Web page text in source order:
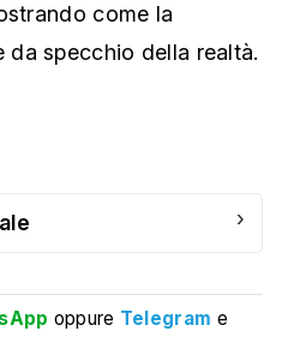
come la
da specchio della realtà.
›
oppure Telegram e